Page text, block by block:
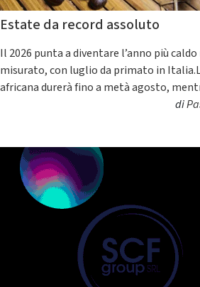
Estate da record assoluto
Il 2026 punta a diventare l’anno più caldo
misurato, con luglio da primato in
africana durerà fino a metà agosto,
di